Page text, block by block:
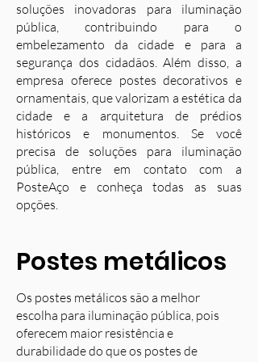
soluções inovadoras para iluminação
pública, contribuindo para o
embelezamento da cidade e para a
segurança dos cidadãos. Além disso, a
empresa oferece postes decorativos e
ornamentais, que valorizam a estética da
cidade e a arquitetura de prédios
históricos e monumentos. Se você
precisa de soluções para iluminação
pública, entre em contato com a
PosteAço e conheça todas as suas
opções.
Postes metálicos
Os postes metálicos são a melhor
escolha para iluminação pública, pois
oferecem maior resistência e
durabilidade do que os postes de